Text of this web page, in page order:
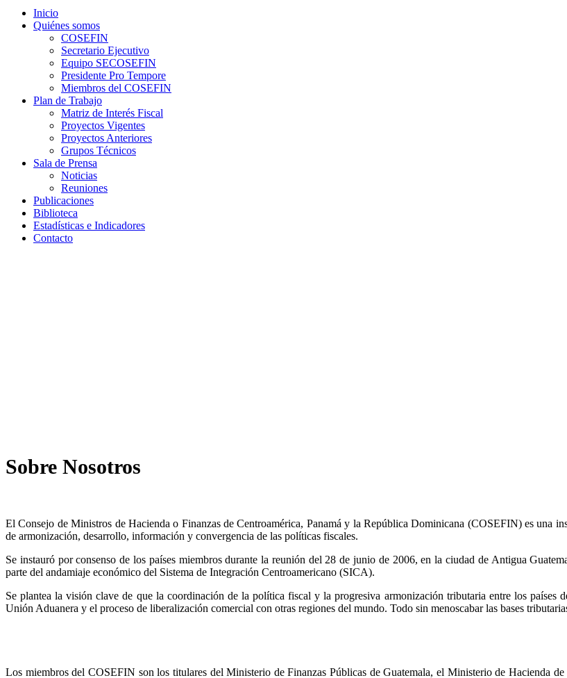
Inicio
Quiénes somos
COSEFIN
Secretario Ejecutivo
Equipo SECOSEFIN
Presidente Pro Tempore
Miembros del COSEFIN
Plan de Trabajo
Matriz de Interés Fiscal
Proyectos Vigentes
Proyectos Anteriores
Grupos Técnicos
Sala de Prensa
Noticias
Reuniones
Publicaciones
Biblioteca
Estadísticas e Indicadores
Contacto
Sobre Nosotros
El Consejo de Ministros de Hacienda o Finanzas de Centroamérica, Panamá y la República Dominicana (COSEFIN) es una
de armonización, desarrollo, información y convergencia de las políticas fiscales.
Se instauró por consenso de los países miembros durante la reunión del 28 de junio de 2006, en la ciudad de Antigua
parte del andamiaje económico del Sistema de Integración Centroamericano (SICA).
Se plantea la visión clave de que la coordinación de la política fiscal y la progresiva armonización tributaria entre los países
Unión Aduanera y el proceso de liberalización comercial con otras regiones del mundo. Todo sin menoscabar las bases
Los miembros del COSEFIN son los titulares del Ministerio de Finanzas Públicas de Guatemala, el Ministerio de Hacienda